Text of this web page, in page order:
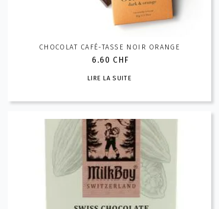
CHOCOLAT CAFÉ-TASSE NOIR ORANGE
6.60 CHF
LIRE LA SUITE